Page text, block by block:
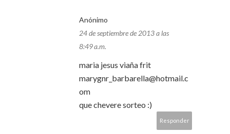
Anónimo
24 de septiembre de 2013 a las
8:49 a.m.
maria jesus viaña frit
marygnr_barbarella@hotmail.c
om
que chevere sorteo :)
Responder